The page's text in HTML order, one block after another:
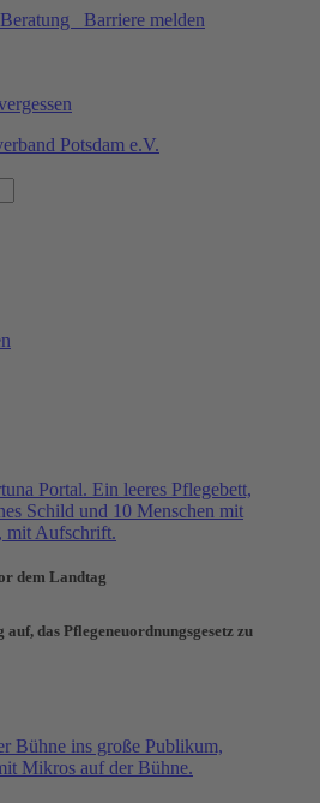
Barriere melden
dem Landtag
das Pflegeneuordnungsgesetz zu